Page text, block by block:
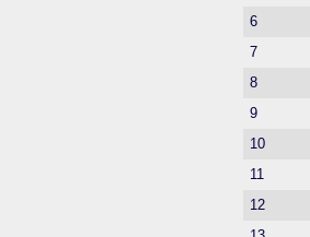
6
7
8
9
10
11
12